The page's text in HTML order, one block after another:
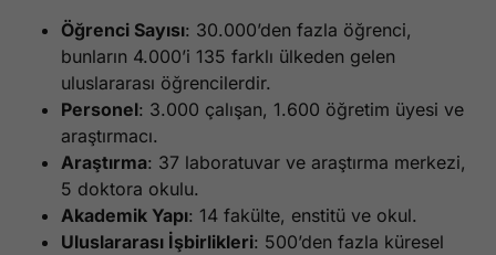
Öğrenci Sayısı: 30.000’den fazla öğrenci,
bunların 4.000’i 135 farklı ülkeden gelen
uluslararası öğrencilerdir.
Personel: 3.000 çalışan, 1.600 öğretim üyesi ve
araştırmacı.
Araştırma: 37 laboratuvar ve araştırma merkezi,
5 doktora okulu.
Akademik Yapı: 14 fakülte, enstitü ve okul.
Uluslararası İşbirlikleri: 500’den fazla küresel